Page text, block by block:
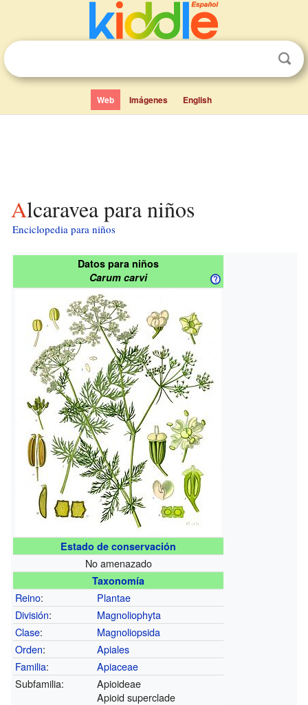
Web Imágenes English
Alcaravea para niños
Enciclopedia para niños
Datos para niños
Carum carvi
Estado de conservación
No amenazado
Taxonomía
Reino:
Plantae
División:
Magnoliophyta
Clase:
Magnoliopsida
Orden:
Apiales
Familia:
Apiaceae
Subfamilia:
Apioideae
Apioid superclade